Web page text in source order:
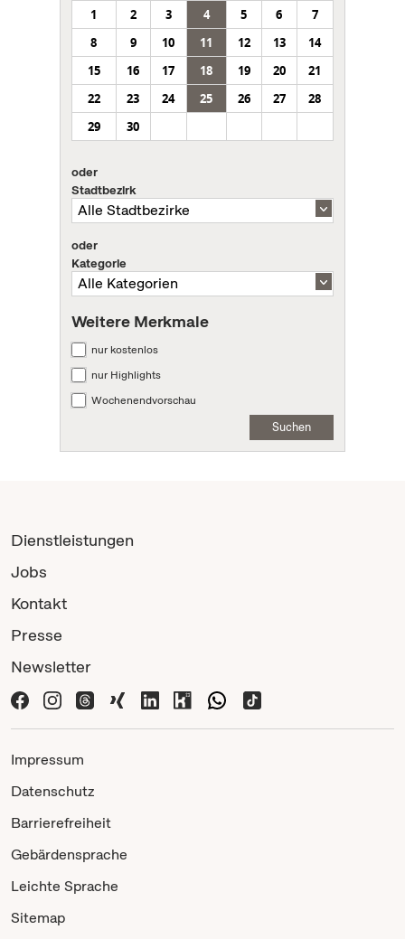
1
2 3 4 5 6
7
8
9 10 11 12 13
14
15
16 17 18 19 20
21
22
23 24 25 26 27
28
29
30
oder
Stadtbezirk
oder
Kategorie
Weitere Merkmale
nur kostenlos
nur Highlights
Wochenendvorschau
Suchen
Dienstleistungen
Jobs
Kontakt
Presse
Newsletter
Impressum
Datenschutz
Barrierefreiheit
Gebärdensprache
Leichte Sprache
Sitemap